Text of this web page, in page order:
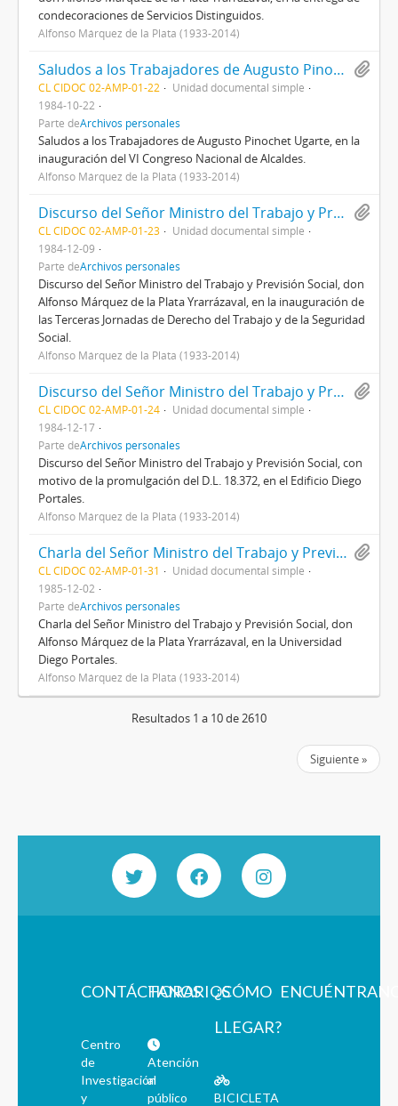
condecoraciones de Servicios Distinguidos.
Alfonso Márquez de la Plata (1933-2014)
Saludos a los Trabajadores de Augusto Pinochet Ugarte, en la inauguración del VI Congreso Nacional de Alcaldes.
CL CIDOC 02-AMP-01-22
Unidad documental simple
1984-10-22
Parte deArchivos personales
Saludos a los Trabajadores de Augusto Pinochet Ugarte, en la
inauguración del VI Congreso Nacional de Alcaldes.
Alfonso Márquez de la Plata (1933-2014)
Discurso del Señor Ministro del Trabajo y Previsión Social, don Alfonso Márquez de la Plata Yrarrázaval, en la inauguración de las Terceras Jornadas de Derecho del Trabajo y de la Seguridad Social.
CL CIDOC 02-AMP-01-23
Unidad documental simple
1984-12-09
Parte deArchivos personales
Discurso del Señor Ministro del Trabajo y Previsión Social, don
Alfonso Márquez de la Plata Yrarrázaval, en la inauguración de
las Terceras Jornadas de Derecho del Trabajo y de la Seguridad
Social.
Alfonso Márquez de la Plata (1933-2014)
Discurso del Señor Ministro del Trabajo y Previsión Social, con motivo de la promulgación del D.L. 18.372, en el Edificio Diego Portales.
CL CIDOC 02-AMP-01-24
Unidad documental simple
1984-12-17
Parte deArchivos personales
Discurso del Señor Ministro del Trabajo y Previsión Social, con
motivo de la promulgación del D.L. 18.372, en el Edificio Diego
Portales.
Alfonso Márquez de la Plata (1933-2014)
Charla del Señor Ministro del Trabajo y Previsión Social, don Alfonso Márquez de la Plata Yrarrázaval, en la Universidad Diego Portales.
CL CIDOC 02-AMP-01-31
Unidad documental simple
1985-12-02
Parte deArchivos personales
Charla del Señor Ministro del Trabajo y Previsión Social, don
Alfonso Márquez de la Plata Yrarrázaval, en la Universidad
Diego Portales.
Alfonso Márquez de la Plata (1933-2014)
Resultados 1 a 10 de 2610
Siguiente »
CONTÁCTANOS
Centro
de
Investigación
y
HORARIOS
Atención
al
público
¿CÓMO
LLEGAR?
BICICLETA